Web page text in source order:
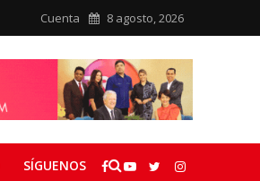
Cuenta 8 agosto, 2026
SÍGUENOS